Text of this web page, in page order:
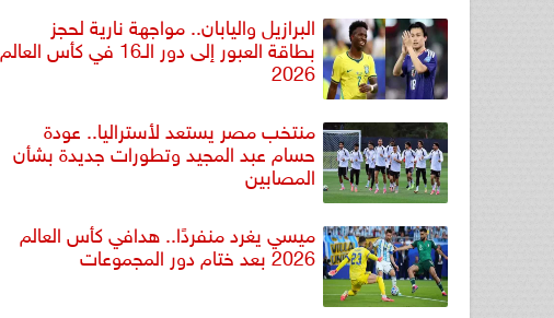
البرازيل واليابان.. مواجهة نارية لحجز
بطاقة العبور إلى دور الـ16 في كأس العالم
2026
منتخب مصر يستعد لأستراليا.. عودة
حسام عبد المجيد وتطورات جديدة بشأن
المصابين
ميسي يغرد منفردًا.. هدافي كأس العالم
2026 بعد ختام دور المجموعات